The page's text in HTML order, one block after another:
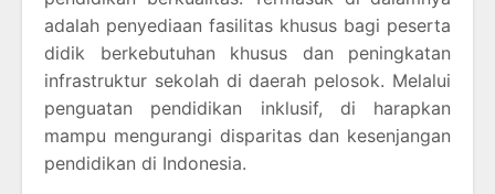
adalah penyediaan fasilitas khusus bagi peserta
didik berkebutuhan khusus dan peningkatan
infrastruktur sekolah di daerah pelosok. Melalui
penguatan pendidikan inklusif, di harapkan
mampu mengurangi disparitas dan kesenjangan
pendidikan di Indonesia.